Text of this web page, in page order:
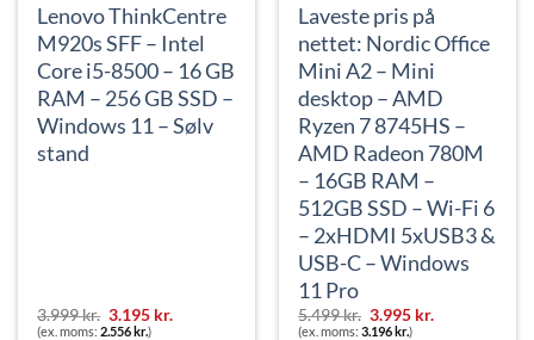
Lenovo ThinkCentre
M920s SFF – Intel
Core i5-8500 – 16 GB
RAM – 256 GB SSD –
Windows 11 – Sølv
stand
3.999kr. Den
oprindelige
3.195 kr.
(ex. moms:2.556kr.)
Laveste pris på
nettet: Nordic Office
Mini A2 – Mini
desktop – AMD
Ryzen 7 8745HS –
AMD Radeon 780M
– 16GB RAM –
512GB SSD – Wi-Fi 6
– 2xHDMI 5xUSB3 &
USB-C – Windows
11 Pro
5.499kr. Den
oprindelige
3.995 kr.
(ex. moms:3.196kr.)